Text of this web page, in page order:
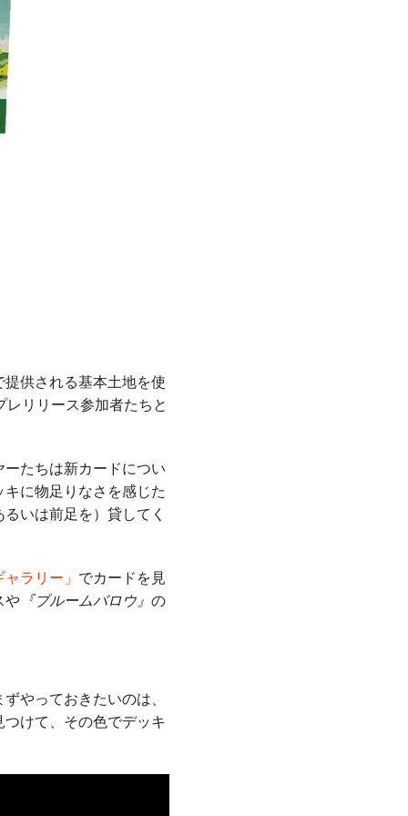
供される基本土地を使
リリース参加者たちと
たちは新カードについ
に物足りなさを感じた
いは前足を）貸してく
ラリー」 でカードを見
や 『ブルームバロウ』 の
やっておきたいのは、
けて、その色でデッキ